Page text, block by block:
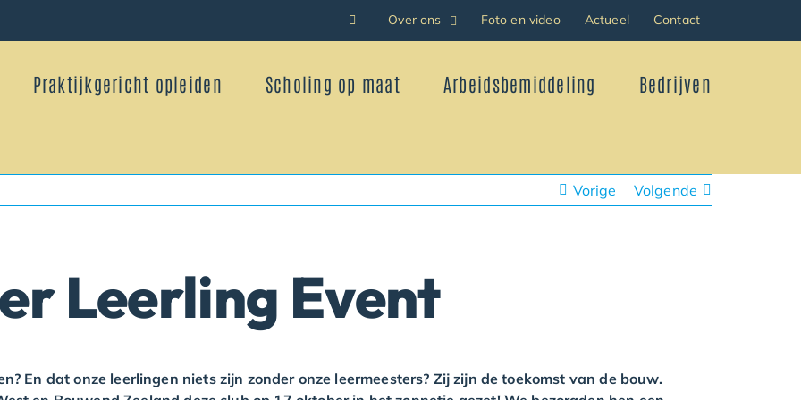
Over ons Foto en video Actueel Contact
Praktijkgericht opleiden Scholing op maat Arbeidsbemiddeling Bedrijven
Vorige Volgende
Leerling Event
En dat onze leerlingen niets zijn zonder onze leermeesters? Zij zijn de toekomst van de bouw.